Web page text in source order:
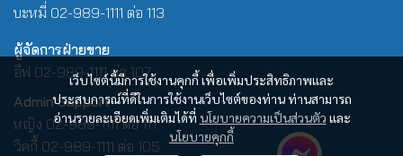
เว็บไซต์นี้มีการใช้งานคุกกี้ เพื่อเพิ่มประสิทธิภาพและ
ประสบการณ์ที่ดีในการใช้งานเว็บไซต์ของท่าน ท่านสามารถ
อ่านรายละเอียดเพิ่มเติมได้ที่ นโยบายความเป็นส่วนตัว และ
นโยบายคุกกี้
บะหมี่ 02-989-1111 ต่อ 113
ผู้จัดการฝ่ายขาย
อีฟ 02-989-1111 ต่อ 107
Admin Support
หญิง 02-989-1111 ต่อ 117
วิคกี้ 02-989-1111 ต่อ 105